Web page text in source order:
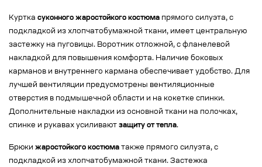
Куртка суконного жаростойкого костюма прямого силуэта, с
подкладкой из хлопчатобумажной ткани, имеет центральную
застежку на пуговицы. Воротник отложной, с фланелевой
накладкой для повышения комфорта. Наличие боковых
карманов и внутреннего кармана обеспечивает удобство. Для
лучшей вентиляции предусмотрены вентиляционные
отверстия в подмышечной области и на кокетке спинки.
Дополнительные накладки из основной ткани на полочках,
спинке и рукавах усиливают защиту от тепла.
Брюки жаростойкого костюма также прямого силуэта, с
подкладкой из хлопчатобумажной ткани. Застежка